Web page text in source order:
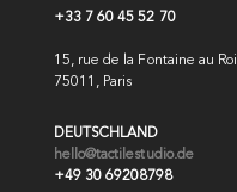
+33 7 60 45 52 70
15, rue de la Fontaine au Roi
75011, Paris
DEUTSCHLAND
hello@tactilestudio.de
+49 30 69208798